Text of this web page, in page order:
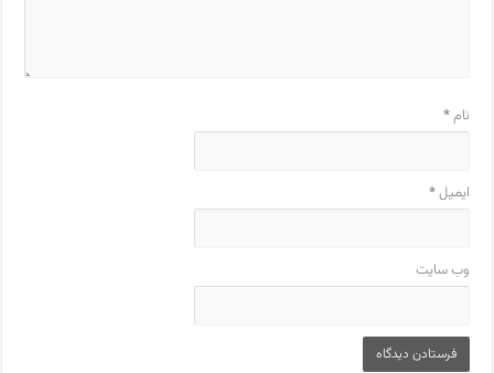
نام*
ایمیل*
وب‌ سایت